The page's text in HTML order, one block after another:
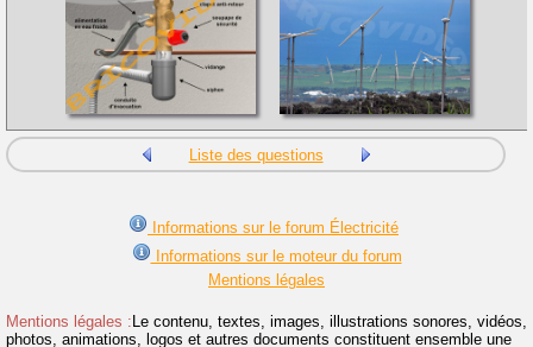
Liste des questions
Informations sur le forum Électricité
Informations sur le moteur du forum
Mentions légales
Mentions légales : Le contenu, textes, images, illustrations sonores, vidéos,
photos, animations, logos et autres documents constituent ensemble une